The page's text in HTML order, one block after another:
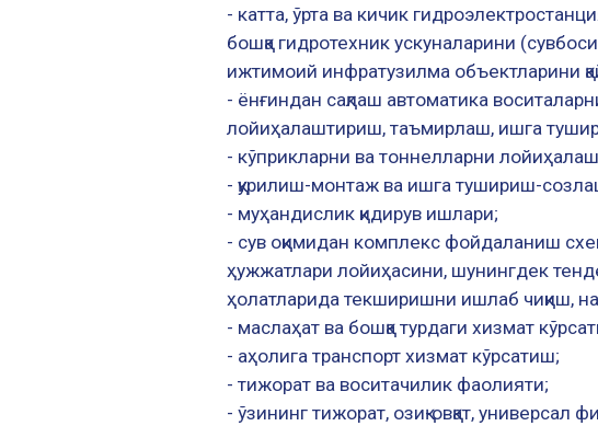
- катта, ўрта ва кичик
бошқа гидротехник ускуналарини
ижтимоий инфратузилма объектларини
- ёнғиндан сақлаш автоматика
лойиҳалаштириш, таъмирлаш, ишга
- кўприкларни ва тоннелларни
- қурилиш-монтаж ва ишга тушириш-
- муҳандислик қидирув ишлари;
- сув оқимидан комплекс фойдаланиш
ҳужжатлари лойиҳасини, шунингдек
ҳолатларида текширишни ишлаб чиқиш,
- маслаҳат ва бошқа турдаги хизмат
- аҳолига транспорт хизмат кўрсатиш;
- тижорат ва воситачилик фаолияти;
- ўзининг тижорат, озиқ-овқат,